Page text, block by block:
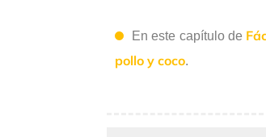
En este capítulo de
pollo y coco.